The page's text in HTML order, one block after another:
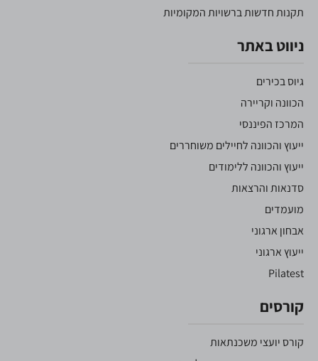
תקנות חדשות ברשויות המקומיות
ניווט באתר
גיוס בכירים
הכוונה וקריירה
המרכז הפיננסי
ייעוץ והכוונה לחיילים משוחררים
ייעוץ והכוונה ללימודים
סדנאות והרצאות
מועמדים
אבחון ארגוני
ייעוץ ארגוני
Pilatest
קורסים
קורס יועצי משכנתאות